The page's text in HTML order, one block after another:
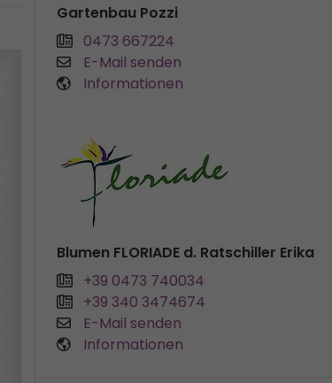
Gartenbau Pozzi
0473 667224
E-Mail senden
Informationen
Blumen FLORIADE d. Ratschiller Erika
+39 0473 740034
+39 340 3474674
E-Mail senden
Informationen